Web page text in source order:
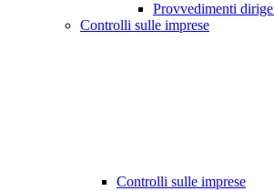
Provvedimenti
Controlli sulle imprese
Controlli sulle imprese